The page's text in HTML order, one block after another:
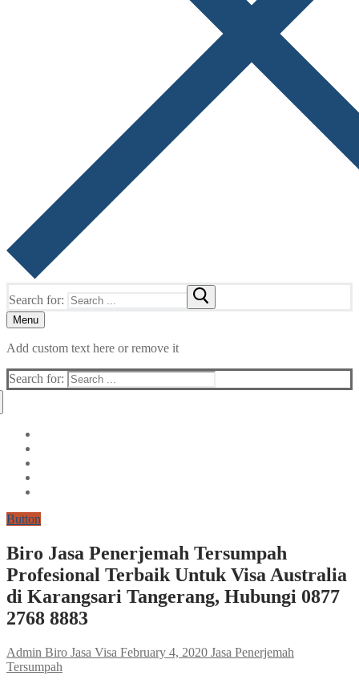
Search for:
Menu
Add custom text here or remove it
Search for:
Button
Biro Jasa Penerjemah Tersumpah
Profesional Terbaik Untuk Visa Australia
di Karangsari Tangerang, Hubungi 0877
2768 8883
Admin Biro Jasa Visa February 4, 2020 Jasa Penerjemah
Tersumpah